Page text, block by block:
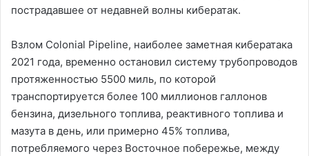
пострадавшее от недавней волны кибератак.
Взлом Colonial Pipeline, наиболее заметная кибератака
2021 года, временно остановил систему трубопроводов
протяженностью 5500 миль, по которой
транспортируется более 100 миллионов галлонов
бензина, дизельного топлива, реактивного топлива и
мазута в день, или примерно 45% топлива,
потребляемого через Восточное побережье, между